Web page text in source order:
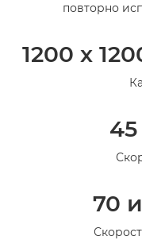
повторно
1200 x
70